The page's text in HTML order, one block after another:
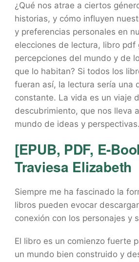
¿Qué nos atrae a ciertos
historias, y cómo influyen
y preferencias personales en
elecciones de lectura, libro pdf
percepciones del mundo y de
que lo habitan? Si todos los
fueran así, la lectura sería una
constante. La vida es un viaje
descubrimiento, que nos lleva
mundo de ideas y perspectivas.
[EPUB, PDF, E-
Traviesa Elizabeth
Siempre me ha fascinado la
libros pueden evocar
conexión con los personajes y
El libro es un comienzo fuerte
un mundo bien construido y